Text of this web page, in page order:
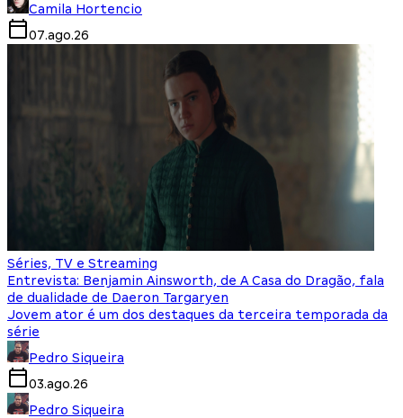
Camila Hortencio
07.ago.26
Séries, TV e Streaming
Entrevista: Benjamin Ainsworth, de A Casa do Dragão, fala
de dualidade de Daeron Targaryen
Jovem ator é um dos destaques da terceira temporada da
série
Pedro Siqueira
03.ago.26
Pedro Siqueira